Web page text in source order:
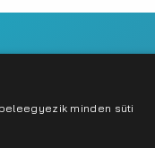
minden süti